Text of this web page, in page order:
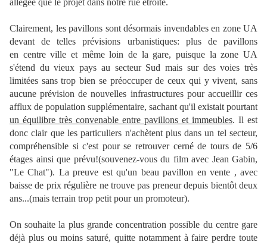
allégée que le projet dans notre rue étroite.
Clairement, les pavillons sont désormais invendables en zone UA
devant de telles prévisions urbanistiques: plus de pavillons
en centre ville et même loin de la gare, puisque la zone UA
s'étend du vieux pays au secteur Sud mais sur des voies très
limitées sans trop bien se préoccuper de ceux qui y vivent, sans
aucune prévision de nouvelles infrastructures pour accueillir ces
afflux de population supplémentaire, sachant qu'il existait pourtant
un équilibre très convenable entre pavillons et immeubles. Il est
donc clair que les particuliers n'achètent plus dans un tel secteur,
compréhensible si c'est pour se retrouver cerné de tours de 5/6
étages ainsi que prévu!(souvenez-vous du film avec Jean Gabin,
"Le Chat"). La preuve est qu'un beau pavillon en vente , avec
baisse de prix régulière ne trouve pas preneur depuis bientôt deux
ans...(mais terrain trop petit pour un promoteur).
On souhaite la plus grande concentration possible du centre gare
déjà plus ou moins saturé, quitte notamment à faire perdre toute